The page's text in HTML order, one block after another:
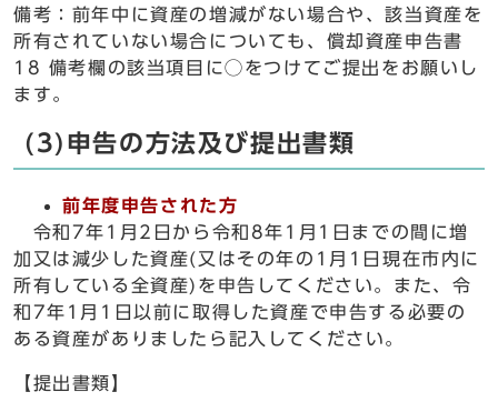
備考：前年中に資産の増減がない場合や、該当資産を
所有されていない場合についても、償却資産申告書
18 備考欄の該当項目に◯をつけてご提出をお願いし
ます。
(3)申告の方法及び提出書類
前年度申告された方
令和7年1月2日から令和8年1月1日までの間に増
加又は減少した資産(又はその年の1月1日現在市内に
所有している全資産)を申告してください。また、令
和7年1月1日以前に取得した資産で申告する必要の
ある資産がありましたら記入してください。
【提出書類】